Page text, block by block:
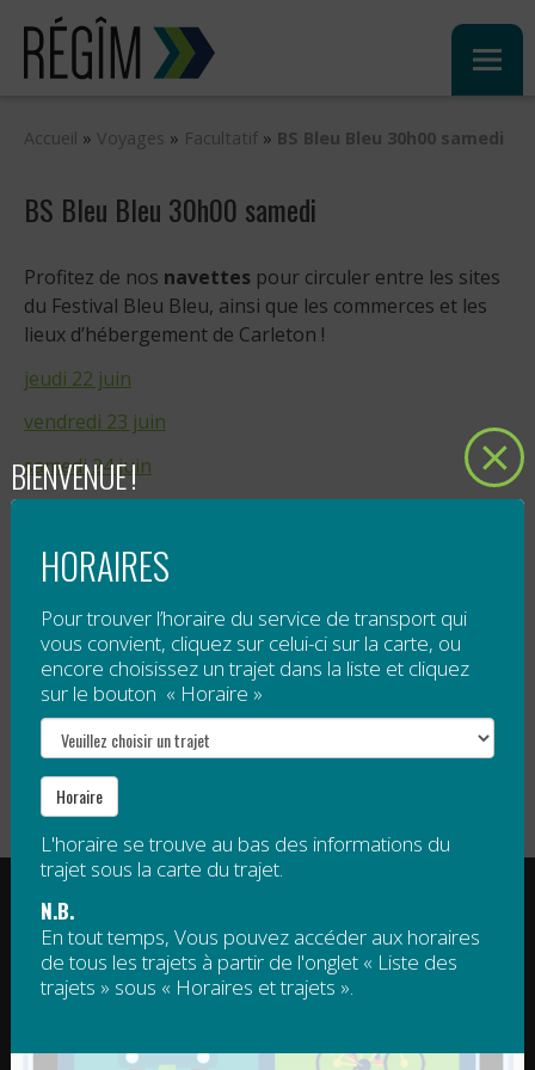
Sauter
contenu
Accueil » Voyages » Facultatif » BS Bleu Bleu 30h00 samedi
BS Bleu Bleu 30h00 samedi
Profitez de nos navettes pour circuler entre les sites
du Festival Bleu Bleu, ainsi que les commerces et les
lieux d’hébergement de Carleton !
jeudi 22 juin
vendredi 23 juin
samedi 24 juin
Gratuit, sauf 5 $ par passage pour tout voyage à
destination de Mont Saint-Joseph.
Veuillez noter qu’un droit d’accès est obligatoire pour
le sommet de Mont Saint-Joseph. Ce droit d’accès
n’est pas compris dans le tarif de la navette.
RÉGIE INTERMUNICIPALE DE TRANSPORT
GASPÉSIE – ÎLES-DE-LA-MADELEINE
© 2015 - 2026 Tous droits réservés
BIENVENUE !
HORAIRES
Pour trouver l’horaire du service de transport qui
vous convient, cliquez sur celui-ci sur la carte, ou
encore choisissez un trajet dans la liste et cliquez
sur le bouton « Horaire »
Horaire
L'horaire se trouve au bas des informations du
trajet sous la carte du trajet.
N.B.
En tout temps, Vous pouvez accéder aux horaires
de tous les trajets à partir de l'onglet « Liste des
trajets » sous « Horaires et trajets ».